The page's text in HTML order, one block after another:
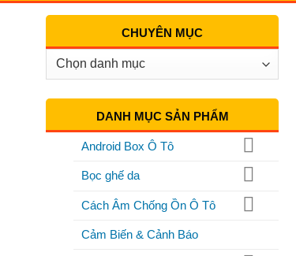
CHUYÊN MỤC
Chuyên
DANH MỤC SẢN PHẨM
Android Box Ô Tô
Bọc ghế da
Cách Âm Chống Ồn Ô Tô
Cảm Biến & Cảnh Báo